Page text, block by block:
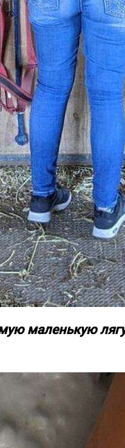
маленькую